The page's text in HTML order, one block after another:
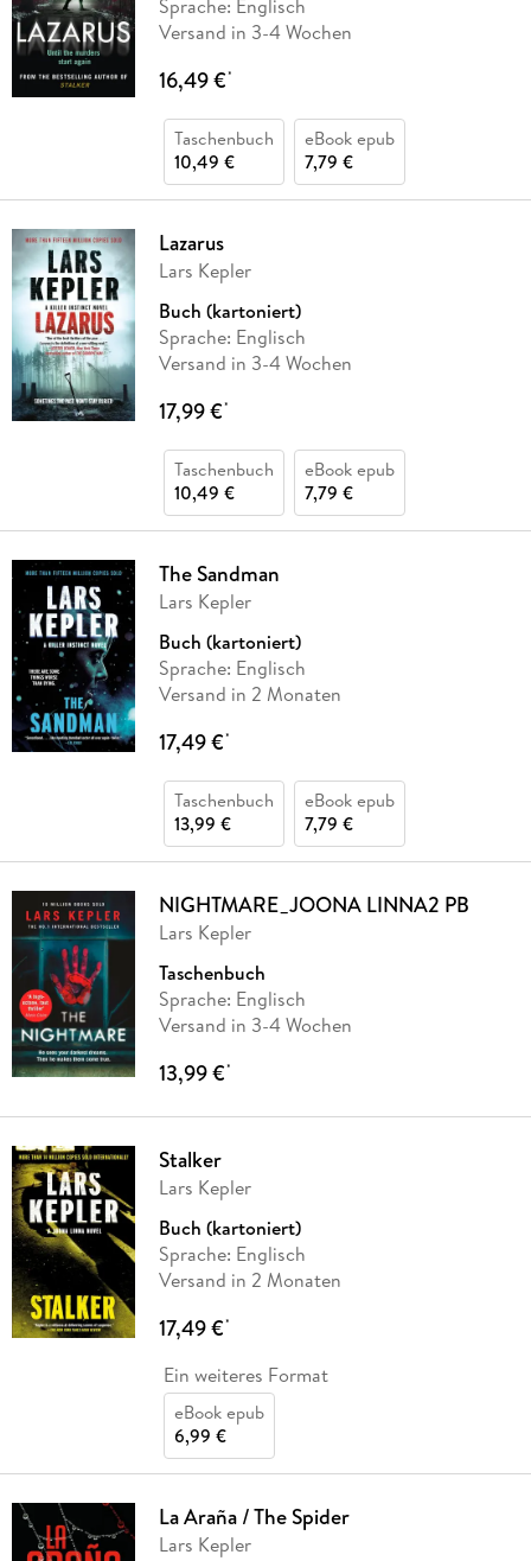
Sprache: Englisch
Versand in 3-4 Wochen
16,49 €*
Taschenbuch
10,49 €
eBook epub
7,79 €
Lazarus
Lars Kepler
Buch (kartoniert)
Sprache: Englisch
Versand in 3-4 Wochen
17,99 €*
Taschenbuch
10,49 €
eBook epub
7,79 €
The Sandman
Lars Kepler
Buch (kartoniert)
Sprache: Englisch
Versand in 2 Monaten
17,49 €*
Taschenbuch
13,99 €
eBook epub
7,79 €
NIGHTMARE_JOONA LINNA2 PB
Lars Kepler
Taschenbuch
Sprache: Englisch
Versand in 3-4 Wochen
13,99 €*
Stalker
Lars Kepler
Buch (kartoniert)
Sprache: Englisch
Versand in 2 Monaten
17,49 €*
Ein weiteres Format
eBook epub
6,99 €
La Araña / The Spider
Lars Kepler